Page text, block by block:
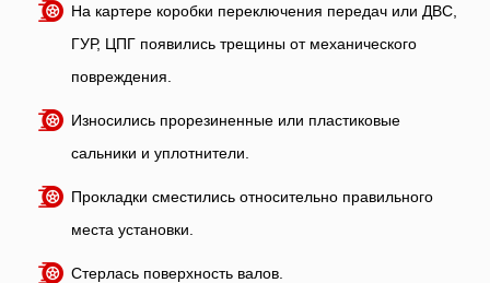
На картере коробки переключения передач или ДВС,
ГУР, ЦПГ появились трещины от механического
повреждения.
Износились прорезиненные или пластиковые
сальники и уплотнители.
Прокладки сместились относительно правильного
места установки.
Стерлась поверхность валов.